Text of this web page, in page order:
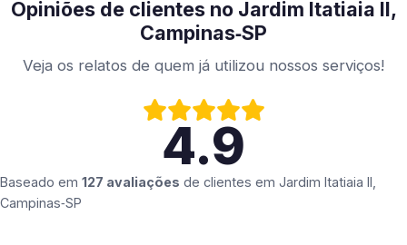
Opiniões de clientes no Jardim Itatiaia II,
Campinas‑SP
Veja os relatos de quem já utilizou nossos serviços!
4.9
Baseado em 127 avaliações de clientes em Jardim Itatiaia II,
Campinas‑SP